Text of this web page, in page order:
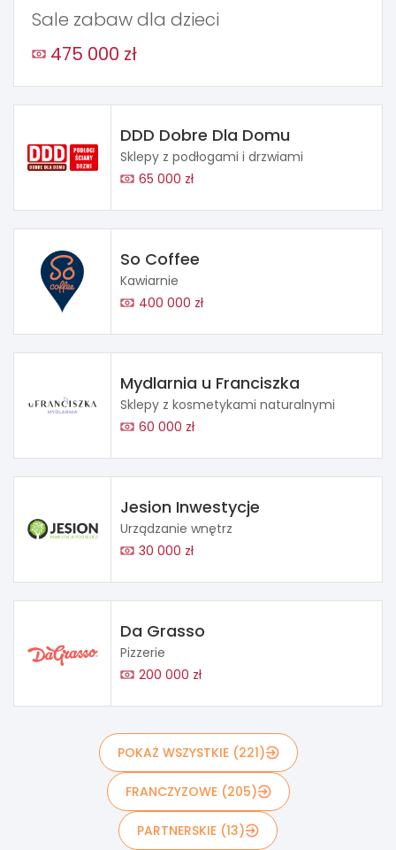
Sale zabaw dla dzieci
475 000 zł
DDD Dobre Dla Domu
Sklepy z podłogami i drzwiami
65 000 zł
So Coffee
Kawiarnie
400 000 zł
Mydlarnia u Franciszka
Sklepy z kosmetykami naturalnymi
60 000 zł
Jesion Inwestycje
Urządzanie wnętrz
30 000 zł
Da Grasso
Pizzerie
200 000 zł
POKAŻ WSZYSTKIE (221)
FRANCZYZOWE (205)
PARTNERSKIE (13)